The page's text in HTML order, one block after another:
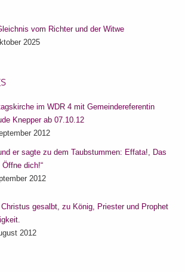
vom Richter und der Witwe
2025
im WDR 4 mit Gemeindereferentin
Knepper ab 07.10.12
2012
er sagte zu dem Taubstummen: Effata!, Das
Öffne dich!“
2012
Christus gesalbt, zu König, Priester und Prophet
2012